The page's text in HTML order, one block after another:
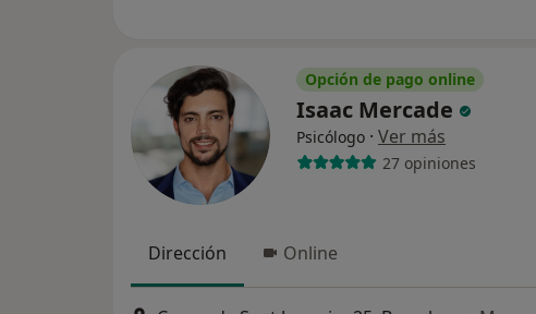
Opción de pago online
Isaac Mercade
Psicólogo · Ver más
27 opiniones
Dirección Online